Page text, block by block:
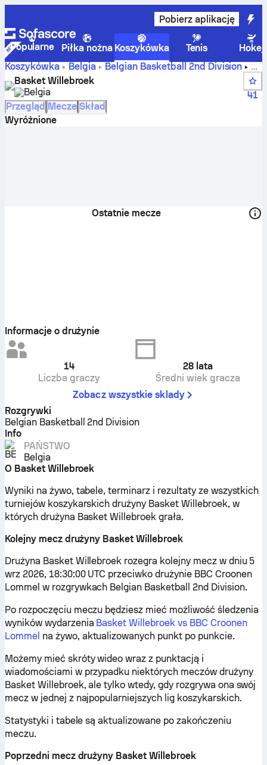
Pobierz aplikację
Popularne Piłka nożna Koszykówka Tenis
Hokej
Koszykówka
Belgia
Belgian Basketball 2nd Division
Wyniki, tabele, terminarz i zawodnicy drużyny Basket
Willebroek
Basket Willebroek
Belgia
41
Przegląd Mecze Skład
Wyróżnione
Ostatnie mecze
Informacje o drużynie
14
Liczba graczy
28 lata
Średni wiek gracza
Zobacz wszystkie sklady
Rozgrywki
Belgian Basketball 2nd Division
Info
PAŃSTWO
Belgia
O Basket Willebroek
Wyniki na żywo, tabele, terminarz i rezultaty ze wszystkich
turniejów koszykarskich drużyny Basket Willebroek, w
których drużyna Basket Willebroek grała.
Kolejny mecz drużyny Basket Willebroek
Drużyna Basket Willebroek rozegra kolejny mecz w dniu 5
wrz 2026, 18:30:00 UTC przeciwko drużynie BBC Croonen
Lommel w rozgrywkach Belgian Basketball 2nd Division.
Po rozpoczęciu meczu będziesz mieć możliwość śledzenia
wyników wydarzenia Basket Willebroek vs BBC Croonen
Lommel na żywo, aktualizowanych punkt po punkcie.
Możemy mieć skróty wideo wraz z punktacją i
wiadomościami w przypadku niektórych meczów drużyny
Basket Willebroek, ale tylko wtedy, gdy rozgrywa ona swój
mecz w jednej z najpopularniejszych lig koszykarskich.
Statystyki i tabele są aktualizowane po zakończeniu
meczu.
Poprzedni mecz drużyny Basket Willebroek